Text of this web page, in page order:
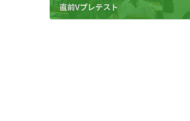
直前Vプレテスト